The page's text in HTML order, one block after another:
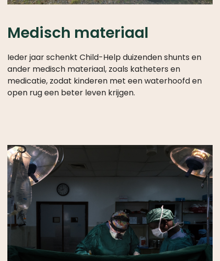
Medisch materiaal
Ieder jaar schenkt Child-Help duizenden shunts en
ander medisch materiaal, zoals katheters en
medicatie, zodat kinderen met een waterhoofd en
open rug een beter leven krijgen.